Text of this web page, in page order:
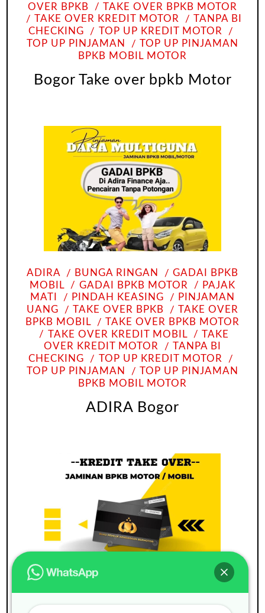
OVER BPKB
TAKE OVER BPKB MOTOR
TAKE OVER KREDIT MOTOR
TANPA BI
CHECKING
TOP UP KREDIT MOTOR
TOP UP PINJAMAN
TOP UP PINJAMAN
BPKB MOBIL MOTOR
Bogor Take over bpkb Motor
ADIRA BUNGA RINGAN
GADAI BPKB
MOBIL
GADAI BPKB MOTOR
PAJAK
MATI
PINDAH KEASING
PINJAMAN
UANG
TAKE OVER BPKB
TAKE OVER
BPKB MOBIL
TAKE OVER BPKB MOTOR
TAKE OVER KREDIT MOBIL
TAKE
OVER KREDIT MOTOR
TANPA BI
CHECKING
TOP UP KREDIT MOTOR
TOP UP PINJAMAN
TOP UP PINJAMAN
BPKB MOBIL MOTOR
ADIRA Bogor